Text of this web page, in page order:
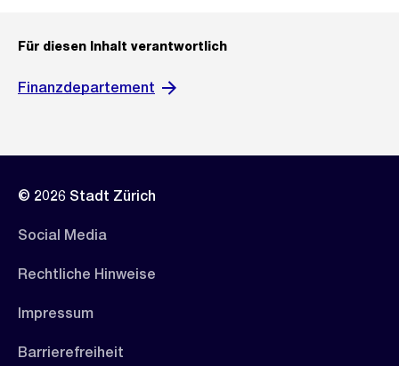
Für diesen Inhalt verantwortlich
Finanzdepartement
© 2026 Stadt Zürich
Social Media
Rechtliche Hinweise
Impressum
Barrierefreiheit